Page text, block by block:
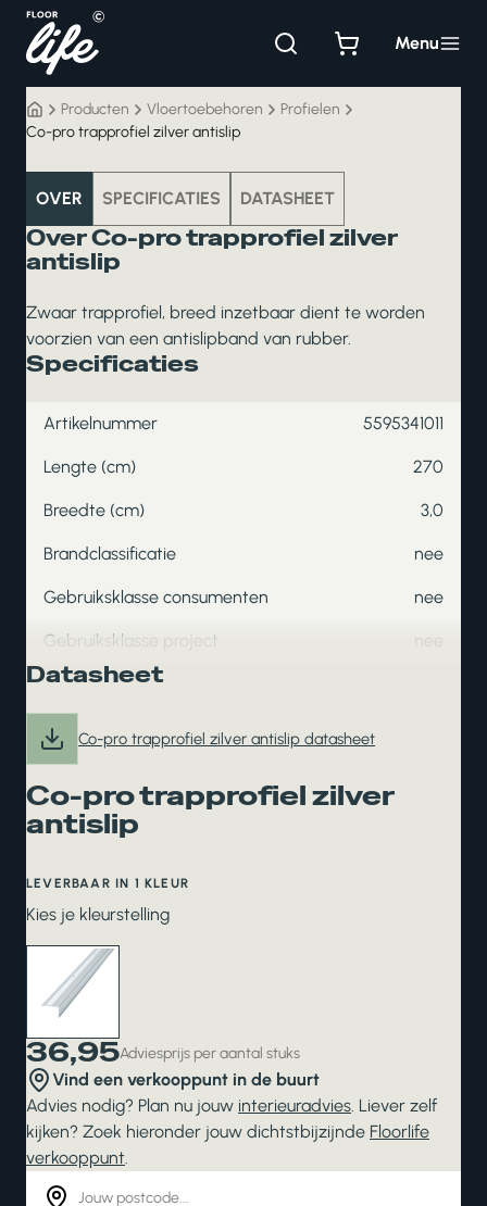
inhoud
Menu
Producten Vloertoebehoren
Profielen
Co-pro trapprofiel zilver antislip
vloertoebehoren
OVER SPECIFICATIES DATASHEET
Over Co-pro trapprofiel zilver
antislip
Zwaar trapprofiel, breed inzetbaar dient te worden
voorzien van een antislipband van rubber.
Specificaties
Artikelnummer 5595341011
Lengte (cm) 270
Breedte (cm) 3,0
Brandclassificatie nee
Gebruiksklasse consumenten nee
Gebruiksklasse project nee
Datasheet
Co-pro trapprofiel zilver antislip datasheet
Co-pro trapprofiel zilver
antislip
LEVERBAAR IN 1 KLEUR
Kies je kleurstelling
36,95Adviesprijs per aantal stuks
Vind een verkooppunt in de buurt
Advies nodig? Plan nu jouw interieuradvies. Liever zelf
kijken? Zoek hieronder jouw dichtstbijzijnde Floorlife
verkooppunt.